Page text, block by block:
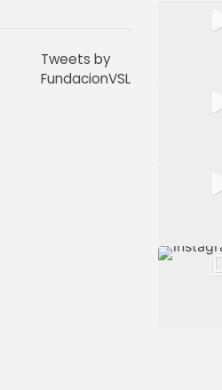
Tweets by
FundacionVSL